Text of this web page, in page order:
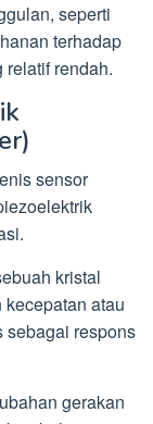
seperti
terhadap
rendah.
sensor
kristal
atau
sebagai respons
gerakan